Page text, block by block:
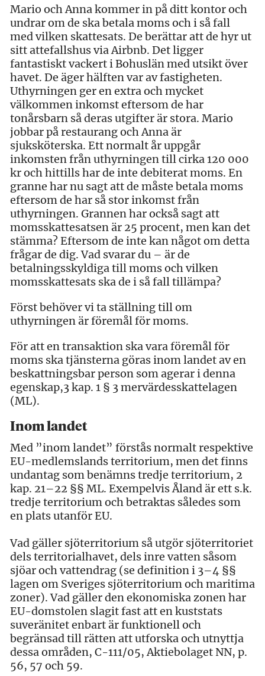
Mario och Anna kommer in på ditt kontor och
undrar om de ska betala moms och i så fall
med vilken skattesats. De berättar att de hyr ut
sitt attefallshus via Airbnb. Det ligger
fantastiskt vackert i Bohuslän med utsikt över
havet. De äger hälften var av fastigheten.
Uthyrningen ger en extra och mycket
välkommen inkomst eftersom de har
tonårsbarn så deras utgifter är stora. Mario
jobbar på restaurang och Anna är
sjuksköterska. Ett normalt år uppgår
inkomsten från uthyrningen till cirka 120 000
kr och hittills har de inte debiterat moms. En
granne har nu sagt att de måste betala moms
eftersom de har så stor inkomst från
uthyrningen. Grannen har också sagt att
momsskattesatsen är 25 procent, men kan det
stämma? Eftersom de inte kan något om detta
frågar de dig. Vad svarar du – är de
betalningsskyldiga till moms och vilken
momsskattesats ska de i så fall tillämpa?
Först behöver vi ta ställning till om
uthyrningen är föremål för moms.
För att en transaktion ska vara föremål för
moms ska tjänsterna göras inom landet av en
beskattningsbar person som agerar i denna
egenskap,3 kap. 1 § 3 mervärdesskattelagen
(ML).
Inom landet
Med ”inom landet” förstås normalt respektive
EU-medlemslands territorium, men det finns
undantag som benämns tredje territorium, 2
kap. 21–22 §§ ML. Exempelvis Åland är ett s.k.
tredje territorium och betraktas således som
en plats utanför EU.
Vad gäller sjöterritorium så utgör sjöterritoriet
dels territorialhavet, dels inre vatten såsom
sjöar och vattendrag (se definition i 3–4 §§
lagen om Sveriges sjöterritorium och maritima
zoner). Vad gäller den ekonomiska zonen har
EU-domstolen slagit fast att en kuststats
suveränitet enbart är funktionell och
begränsad till rätten att utforska och utnyttja
dessa områden, C-111/05, Aktiebolaget NN, p.
56, 57 och 59.